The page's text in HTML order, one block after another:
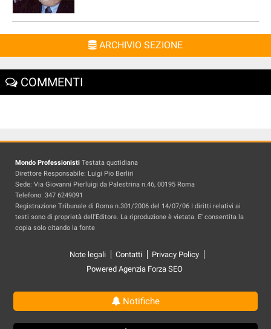
ARCHIVIO SEZIONE
COMMENTI
Mondo Professionisti Testata quotidiana
Direttore Responsabile: Luigi Pio Berliri
Sede: Via Giovanni Pierluigi da Palestrina n.46, 00195 Roma
Telefono: 347 6249091
Registrazione Tribunale di Roma n.301/2006 del 14/07/06 I diritti relativi ai
testi sono di proprietà dell'Editore. La riproduzione è vietata. E' consentita la
copia solo citando la fonte
Note legali Contatti
Privacy Policy
Powered Agenzia Forza SEO
Notifiche